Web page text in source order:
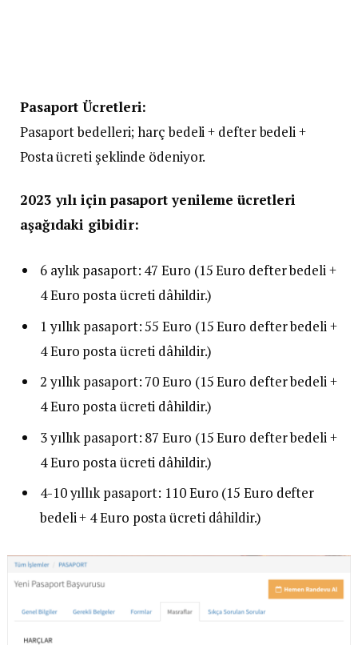
Pasaport Ücretleri:
Pasaport bedelleri; harç bedeli + defter bedeli +
Posta ücreti şeklinde ödeniyor.
2023 yılı için pasaport yenileme ücretleri
aşağıdaki gibidir:
6 aylık pasaport: 47 Euro (15 Euro defter bedeli +
4 Euro posta ücreti dâhildir.)
1 yıllık pasaport: 55 Euro (15 Euro defter bedeli +
4 Euro posta ücreti dâhildir.)
2 yıllık pasaport: 70 Euro (15 Euro defter bedeli +
4 Euro posta ücreti dâhildir.)
3 yıllık pasaport: 87 Euro (15 Euro defter bedeli +
4 Euro posta ücreti dâhildir.)
4-10 yıllık pasaport: 110 Euro (15 Euro defter
bedeli + 4 Euro posta ücreti dâhildir.)